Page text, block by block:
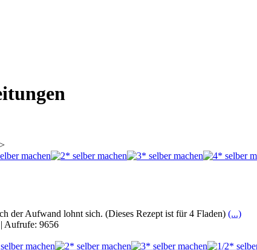
der Aufwand lohnt sich. (Dieses Rezept ist für 4 Fladen) (...)
| Aufrufe: 9656